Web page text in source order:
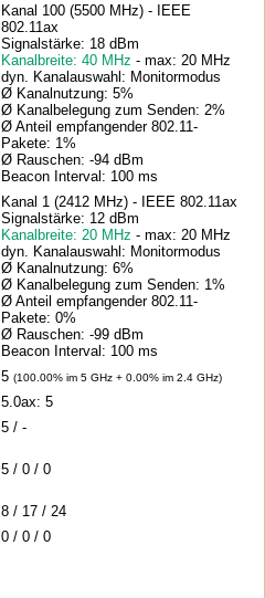
Kanal 100 (5500 MHz) - IEEE
802.11ax
Signalstärke: 18 dBm
Kanalbreite: 40 MHz- max: 20 MHz
dyn. Kanalauswahl: Monitormodus
Ø Kanalnutzung: 5%
Ø Kanalbelegung zum Senden: 2%
Ø Anteil empfangender 802.11-
Pakete: 1%
Ø Rauschen: -94 dBm
Beacon Interval: 100 ms
Kanal 1 (2412 MHz) - IEEE 802.11ax
Signalstärke: 12 dBm
Kanalbreite: 20 MHz- max: 20 MHz
dyn. Kanalauswahl: Monitormodus
Ø Kanalnutzung: 6%
Ø Kanalbelegung zum Senden: 1%
Ø Anteil empfangender 802.11-
Pakete: 0%
Ø Rauschen: -99 dBm
Beacon Interval: 100 ms
5(100.00% im 5 GHz + 0.00% im 2.4 GHz)
5.0ax: 5
5 / -
5 / 0 / 0
8 / 17 / 24
0 / 0 / 0